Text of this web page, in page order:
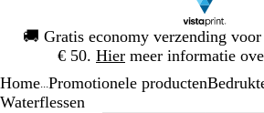
🚚 Gratis economy verzending
€ 50. Hier meer informatie
1
Home Promotionele producten
Waterflessen